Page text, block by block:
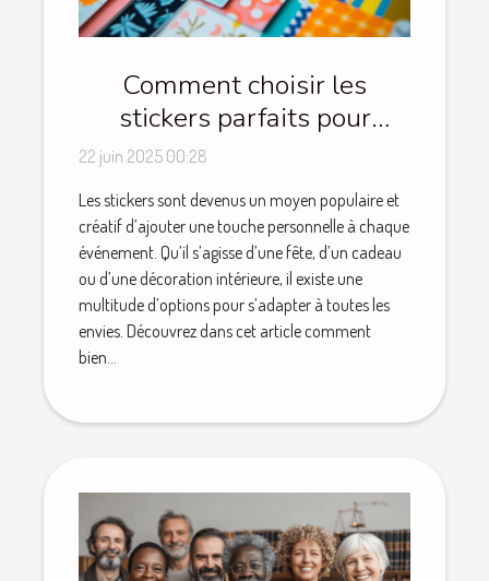
Comment choisir les
stickers parfaits pour
chaque occasion
22 juin 2025 00:28
Les stickers sont devenus un moyen populaire et
créatif d’ajouter une touche personnelle à chaque
événement. Qu’il s’agisse d’une fête, d’un cadeau
ou d’une décoration intérieure, il existe une
multitude d’options pour s’adapter à toutes les
envies. Découvrez dans cet article comment
bien...